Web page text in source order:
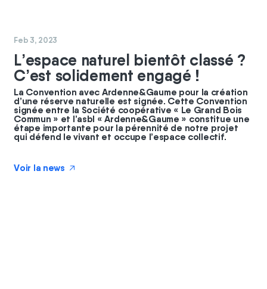
#nature
Feb 3, 2023
L’espace naturel bientôt classé ?
C’est solidement engagé !
La Convention avec Ardenne&Gaume pour la création
d’une réserve naturelle est signée. Cette Convention
signée entre la Société coopérative « Le Grand Bois
Commun » et l’asbl « Ardenne&Gaume » constitue une
étape importante pour la pérennité de notre projet
qui défend le vivant et occupe l’espace collectif.
Voir la news ↗